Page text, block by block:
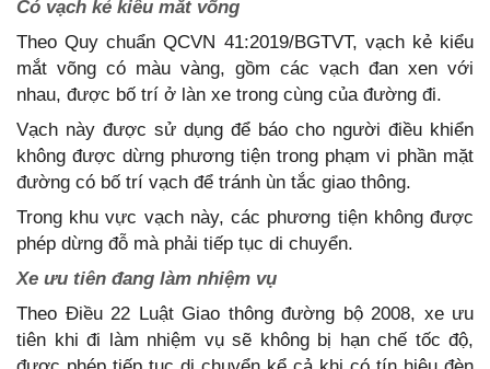
Có vạch kẻ kiểu mắt võng
Theo Quy chuẩn QCVN 41:2019/BGTVT, vạch kẻ kiểu
mắt võng có màu vàng, gồm các vạch đan xen với
nhau, được bố trí ở làn xe trong cùng của đường đi.
Vạch này được sử dụng để báo cho người điều khiển
không được dừng phương tiện trong phạm vi phần mặt
đường có bố trí vạch để tránh ùn tắc giao thông.
Trong khu vực vạch này, các phương tiện không được
phép dừng đỗ mà phải tiếp tục di chuyển.
Xe ưu tiên đang làm nhiệm vụ
Theo Điều 22 Luật Giao thông đường bộ 2008, xe ưu
tiên khi đi làm nhiệm vụ sẽ không bị hạn chế tốc độ,